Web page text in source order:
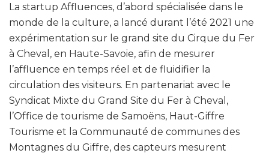
La startup Affluences, d’abord spécialisée dans le
monde de la culture, a lancé durant l’été 2021 une
expérimentation sur le grand site du Cirque du Fer
à Cheval, en Haute-Savoie, afin de mesurer
l’affluence en temps réel et de fluidifier la
circulation des visiteurs. En partenariat avec le
Syndicat Mixte du Grand Site du Fer à Cheval,
l’Office de tourisme de Samoëns, Haut-Giffre
Tourisme et la Communauté de communes des
Montagnes du Giffre, des capteurs mesurent